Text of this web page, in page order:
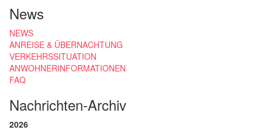
News
NEWS
ANREISE & ÜBERNACHTUNG
VERKEHRSSITUATION
ANWOHNERINFORMATIONEN
FAQ
Nachrichten-Archiv
2026